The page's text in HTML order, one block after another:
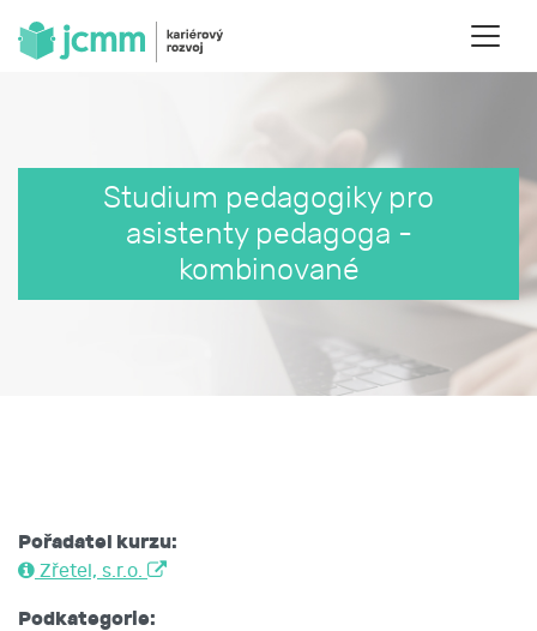
Studium pedagogiky pro
asistenty pedagoga -
kombinované
Pořadatel kurzu:
Zřetel, s.r.o.
Podkategorie: